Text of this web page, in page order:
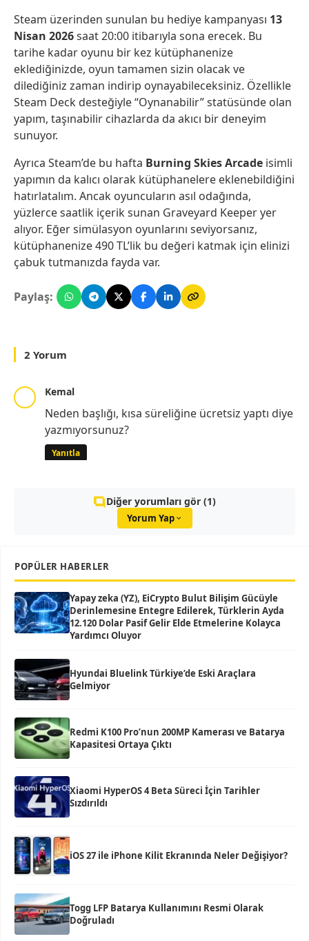
Steam üzerinden sunulan bu hediye kampanyası 13
Nisan 2026saat 20:00 itibarıyla sona erecek. Bu
tarihe kadar oyunu bir kez kütüphanenize
eklediğinizde, oyun tamamen sizin olacak ve
dilediğiniz zaman indirip oynayabileceksiniz. Özellikle
Steam Deck desteğiyle “Oynanabilir” statüsünde olan
yapım, taşınabilir cihazlarda da akıcı bir deneyim
sunuyor.
Ayrıca Steam’de bu hafta Burning Skies Arcade isimli
yapımın da kalıcı olarak kütüphanelere eklenebildiğini
hatırlatalım. Ancak oyuncuların asıl odağında,
yüzlerce saatlik içerik sunan Graveyard Keeper yer
alıyor. Eğer simülasyon oyunlarını seviyorsanız,
kütüphanenize 490 TL’lik bu değeri katmak için elinizi
çabuk tutmanızda fayda var.
Paylaş:
2 Yorum
Kemal
Neden başlığı, kısa süreliğine ücretsiz yaptı diye
yazmıyorsunuz?
Yanıtla
Diğer yorumları gör (1)
Yorum Yap
POPÜLER HABERLER
Yapay zeka (YZ), EiCrypto Bulut Bilişim Gücüyle
Derinlemesine Entegre Edilerek, Türklerin Ayda
12.120 Dolar Pasif Gelir Elde Etmelerine Kolayca
Yardımcı Oluyor
Hyundai Bluelink Türkiye’de Eski Araçlara
Gelmiyor
Redmi K100 Pro’nun 200MP Kamerası ve Batarya
Kapasitesi Ortaya Çıktı
Xiaomi HyperOS 4 Beta Süreci İçin Tarihler
Sızdırıldı
iOS 27 ile iPhone Kilit Ekranında Neler Değişiyor?
Togg LFP Batarya Kullanımını Resmi Olarak
Doğruladı